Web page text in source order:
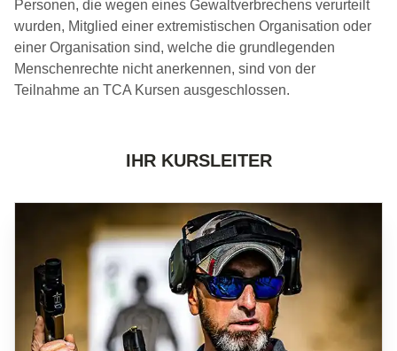
Personen, die wegen eines Gewaltverbrechens verurteilt
wurden, Mitglied einer extremistischen Organisation oder
einer Organisation sind, welche die grundlegenden
Menschenrechte nicht anerkennen, sind von der
Teilnahme an TCA Kursen ausgeschlossen.
IHR KURSLEITER